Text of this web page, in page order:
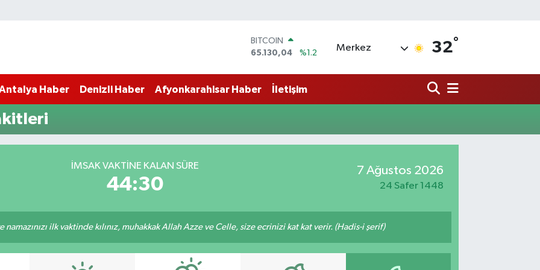
BITCOIN
65.130,04
%1.2
EURO
Merkez 32°
Haber Denizli Haber Afyonkarahisar Haber İletişim
İMSAK VAKTINE KALAN SÜRE
44:29
7 Ağustos 2026
24 Safer 1448
ilk vaktinde kılınız, muhakkak Allah Azze ve Celle, size ecrinizi kat kat verir. (Hadis-i şerif)